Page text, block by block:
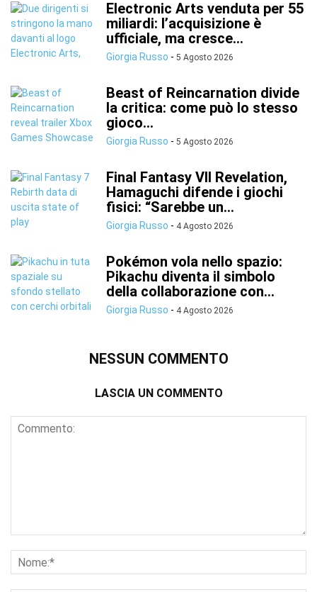
Electronic Arts venduta per 55
miliardi: l’acquisizione è
ufficiale, ma cresce...
Giorgia Russo - 5 Agosto 2026
Beast of Reincarnation divide
la critica: come può lo stesso
gioco...
Giorgia Russo - 5 Agosto 2026
Final Fantasy VII Revelation,
Hamaguchi difende i giochi
fisici: “Sarebbe un...
Giorgia Russo - 4 Agosto 2026
Pokémon vola nello spazio:
Pikachu diventa il simbolo
della collaborazione con...
Giorgia Russo - 4 Agosto 2026
NESSUN COMMENTO
LASCIA UN COMMENTO